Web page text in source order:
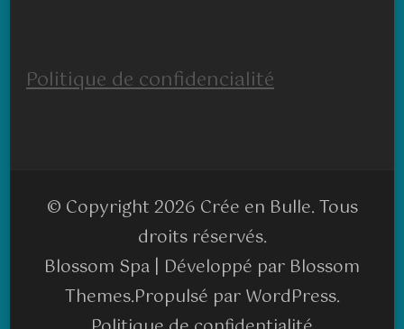
Politique de confidencialité
© Copyright 2026 Crée en Bulle. Tous
droits réservés.
Blossom Spa | Développé par Blossom
Themes.Propulsé parWordPress.